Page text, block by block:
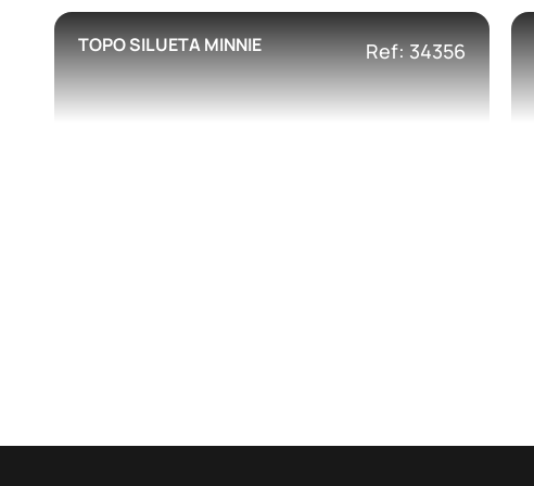
TOPO SILUETA MINNIE Ref: 34356